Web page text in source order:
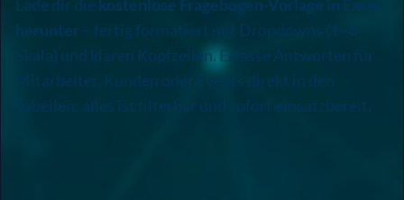
Lade dir die kostenlose Fragebogen-Vorlage in Excel
herunter – fertig formatiert mit Dropdowns (1–6-
Skala) und klaren Kopfzeilen. Erfasse Antworten für
Mitarbeiter, Kunden oder Events direkt in den
Tabellen; alles ist filterbar und sofort einsatzbereit.